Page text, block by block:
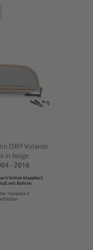
von 0 von 5 Sternen
DB9 Volante
in beige
- 2016
hinten klappbar)
mit Bohren
: Variante 4
klicken